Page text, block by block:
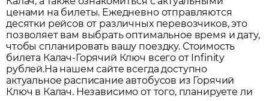
ценами на билеты. Ежедневно отправляются
десятки рейсов от различных перевозчиков, это
позволяет вам выбрать оптимальное время и дату,
чтобы спланировать вашу поездку. Стоимость
билета Калач-Горячий Ключ всего от Infinity
рублей.На нашем сайте всегда доступно
актуальное расписание автобусов из Горячий
Ключ в Калач. Независимо от того, планируете ли